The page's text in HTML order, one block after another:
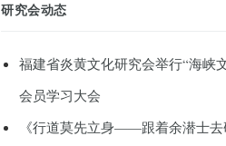
研究会动态
福建省炎黄文化研究会举行“海峡
会员学习大会
《行道莫先立身——跟着余潜士去